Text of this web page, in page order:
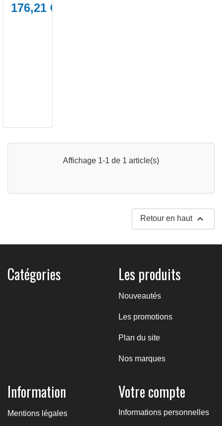
176,21 €
Affichage 1-1 de 1 article(s)
Retour en haut 
Catégories Les produits
Nouveautés
Les promotions
Plan du site
Nos marques
Information
Mentions légales
Votre compte
Informations personnelles